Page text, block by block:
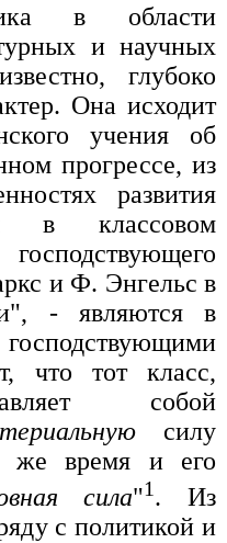
в области
и научных
глубоко
Она исходит
учения об
прогрессе, из
развития
в классовом
и Ф. Энгельс в
- являются в
что тот класс,
собой
силу
же время и его
сила"1. Из
с политикой и